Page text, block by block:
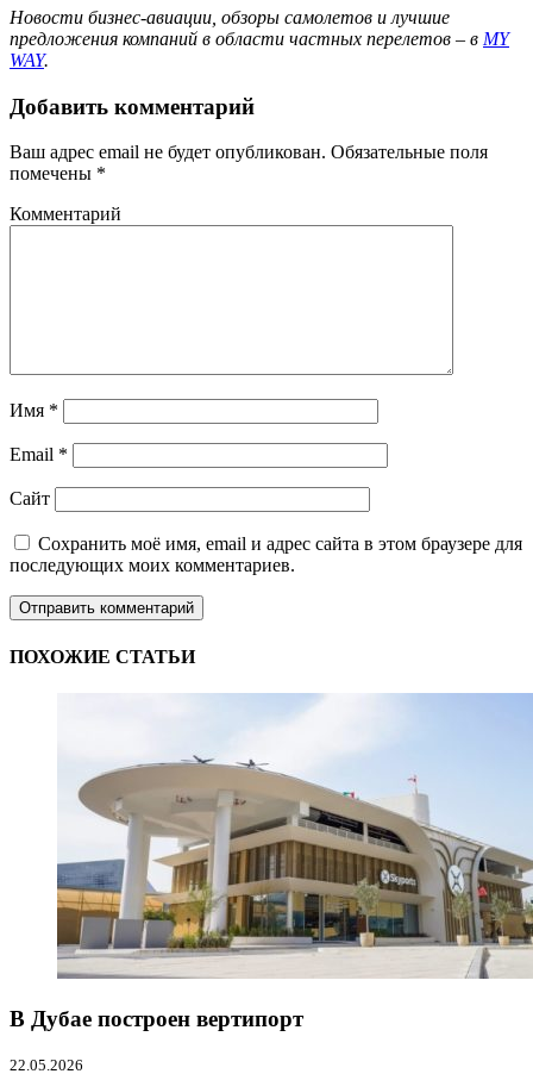
Новости бизнес-авиации, обзоры самолетов и лучшие
предложения компаний в области частных перелетов – в MY
WAY.
Добавить комментарий
Ваш адрес email не будет опубликован. Обязательные поля
помечены *
Комментарий
Имя *
Email *
Сайт
Сохранить моё имя, email и адрес сайта в этом браузере для
последующих моих комментариев.
ПОХОЖИЕ СТАТЬИ
В Дубае построен вертипорт
22.05.2026